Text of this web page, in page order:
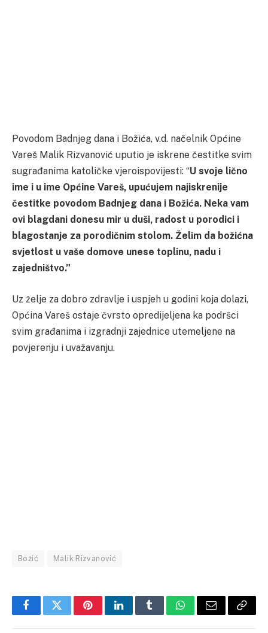
Povodom Badnjeg dana i Božića, v.d. načelnik Općine
Vareš Malik Rizvanović uputio je iskrene čestitke svim
sugrađanima katoličke vjeroispovijesti: “U svoje lično
ime i u ime Općine Vareš, upućujem najiskrenije
čestitke povodom Badnjeg dana i Božića. Neka vam
ovi blagdani donesu mir u duši, radost u porodici i
blagostanje za porodičnim stolom. Želim da božićna
svjetlost u vaše domove unese toplinu, nadu i
zajedništvo.”
Uz želje za dobro zdravlje i uspjeh u godini koja dolazi,
Općina Vareš ostaje čvrsto opredijeljena ka podršci
svim građanima i izgradnji zajednice utemeljene na
povjerenju i uvažavanju.
Božić Malik Rizvanović
FacebookTwitterPinterestLinkedInTumblrWhatsApp
Email Copy